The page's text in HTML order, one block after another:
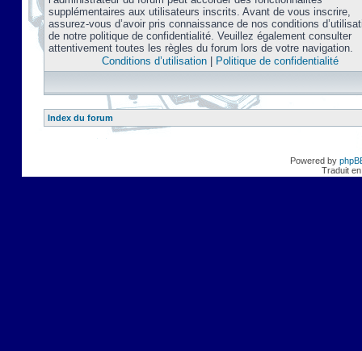
supplémentaires aux utilisateurs inscrits. Avant de vous inscrire,
assurez-vous d’avoir pris connaissance de nos conditions
de notre politique de confidentialité. Veuillez également consulter
attentivement toutes les règles du forum lors de votre navigation.
Conditions d’utilisation| Politique de confidentialité
Index du forum
Powered by
Traduit